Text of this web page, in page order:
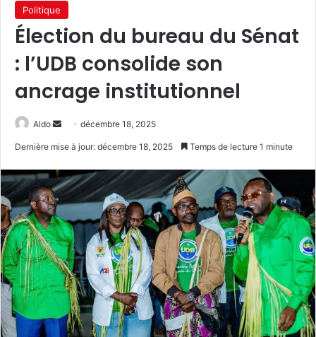
Politique
Élection du bureau du Sénat
: l’UDB consolide son
ancrage institutionnel
Aldo
Envoyerdécembre 18, 2025
Dernière mise à jour: décembre 18, 2025 Temps de lecture 1 minute